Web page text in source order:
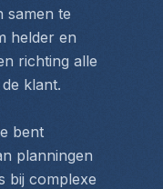
samen te
helder en
richting alle
klant.
bent
planningen
bij complexe